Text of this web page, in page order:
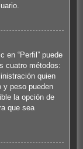
en “Perfil” puede
cuatro métodos:
quien
y peso pueden
la opción de
que sea